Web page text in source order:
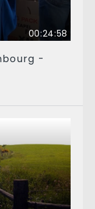
00:24:58
-